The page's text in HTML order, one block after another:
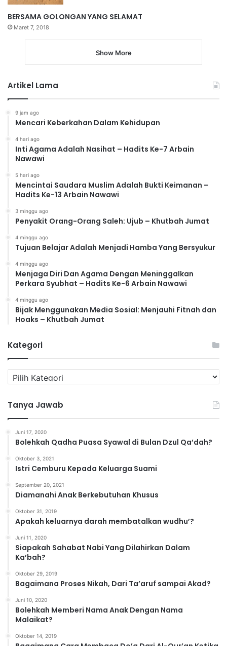
BERSAMA GOLONGAN YANG SELAMAT
Maret 7, 2018
Show More
Artikel Lama
9 jam ago
Mencari Keberkahan Dalam Kehidupan
4 hari ago
Inti Agama Adalah Nasihat – Hadits Ke-7 Arbain
Nawawi
5 hari ago
Mencintai Saudara Muslim Adalah Bukti Keimanan –
Hadits Ke-13 Arbain Nawawi
3 minggu ago
Penyakit Orang-Orang Saleh: Ujub – Khutbah Jumat
4 minggu ago
Tujuan Belajar Adalah Menjadi Hamba Yang Bersyukur
4 minggu ago
Menjaga Diri Dan Agama Dengan Meninggalkan
Perkara Syubhat – Hadits Ke-6 Arbain Nawawi
4 minggu ago
Bijak Menggunakan Media Sosial: Menjauhi Fitnah dan
Hoaks – Khutbah Jumat
Kategori
a
e
g
Tanya Jawab
Juni 17, 2020
Bolehkah Qadha Puasa Syawal di Bulan Dzul Qa’dah?
Oktober 3, 2021
Istri Cemburu Kepada Keluarga Suami
September 20, 2021
Diamanahi Anak Berkebutuhan Khusus
Oktober 31, 2019
Apakah keluarnya darah membatalkan wudhu’?
Juni 11, 2020
Siapakah Sahabat Nabi Yang Dilahirkan Dalam
Ka’bah?
Oktober 29, 2019
Bagaimana Proses Nikah, Dari Ta’aruf sampai Akad?
Juni 10, 2020
Bolehkah Memberi Nama Anak Dengan Nama
Malaikat?
Oktober 14, 2019